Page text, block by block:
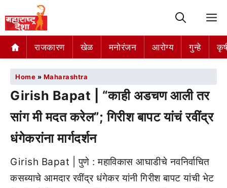
राजकारण खेळ मनोरंजन आरोग्य गुन्हे
Home » Maharashtra
Girish Bapat | “काही अडचण आली तर
सांग मी मदत करेल”; गिरीश बापट यांचं रवींद्र
धंगेकरांना मार्गदर्शन
Girish Bapat | पुणे : महाविकास आघाडीचे नवनिर्वाचित
कसब्याचे आमदार रवींद्र धंगेकर यांनी गिरीश बापट यांची भेट